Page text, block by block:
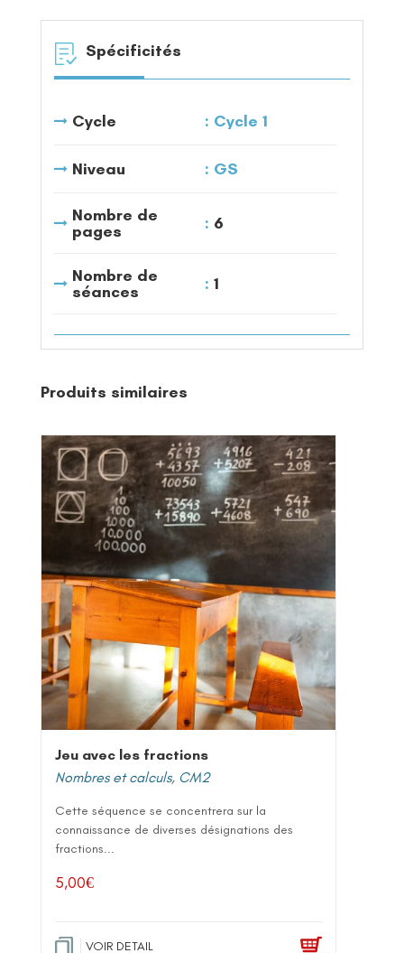
Spécificités
Cycle Cycle 1
Niveau GS
Nombre de
pages
6
Nombre de
séances
1
Produits similaires
Jeu avec les fractions
Nombres et calculs, CM2
Cette séquence se concentrera sur la
connaissance de diverses désignations des
fractions...
5,00€
VOIR DETAIL